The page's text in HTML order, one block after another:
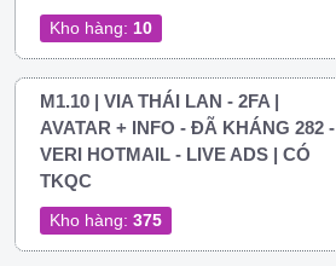
Kho hàng: 10
M1.10 | VIA THÁI LAN - 2FA |
AVATAR + INFO - ĐÃ KHÁNG 282 -
VERI HOTMAIL - LIVE ADS | CÓ
TKQC
Kho hàng: 375